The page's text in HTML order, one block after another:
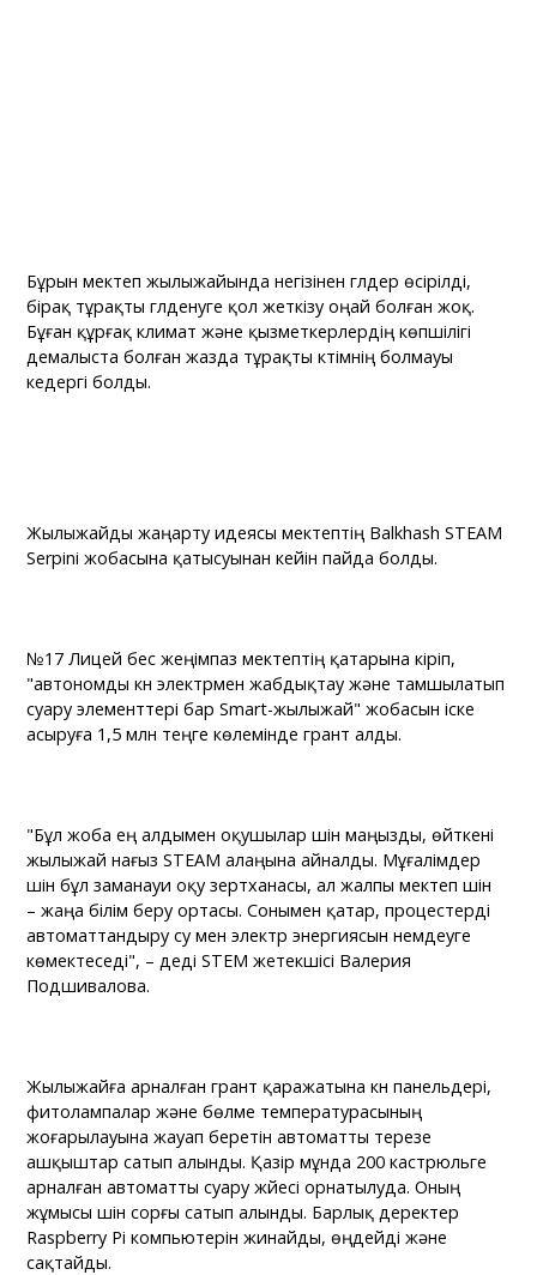
Бұрын мектеп жылыжайында негізінен гүлдер өсірілді,
бірақ тұрақты гүлденуге қол жеткізу оңай болған жоқ.
Бұған құрғақ климат және қызметкерлердің көпшілігі
демалыста болған жазда тұрақты күтімнің болмауы
кедергі болды.
Жылыжайды жаңарту идеясы мектептің Balkhash STEAM
Serpini жобасына қатысуынан кейін пайда болды.
№17 Лицей бес жеңімпаз мектептің қатарына кіріп,
"автономды күн электрмен жабдықтау және тамшылатып
суару элементтері бар Smart-жылыжай" жобасын іске
асыруға 1,5 млн теңге көлемінде грант алды.
"Бұл жоба ең алдымен оқушылар үшін маңызды, өйткені
жылыжай нағыз STEAM алаңына айналды. Мұғалімдер
үшін бұл заманауи оқу зертханасы, ал жалпы мектеп үшін
– жаңа білім беру ортасы. Сонымен қатар, процестерді
автоматтандыру су мен электр энергиясын үнемдеуге
көмектеседі", – деді STEM жетекшісі Валерия
Подшивалова.
Жылыжайға арналған грант қаражатына күн панельдері,
фитолампалар және бөлме температурасының
жоғарылауына жауап беретін автоматты терезе
ашқыштар сатып алынды. Қазір мұнда 200 кастрюльге
арналған автоматты суару жүйесі орнатылуда. Оның
жұмысы үшін сорғы сатып алынды. Барлық деректер
Raspberry Pi компьютерін жинайды, өңдейді және
сақтайды.